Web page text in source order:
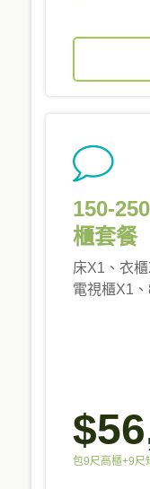
150-
櫃套餐
床X1、衣
電視櫃X1
包9尺高櫃+9尺